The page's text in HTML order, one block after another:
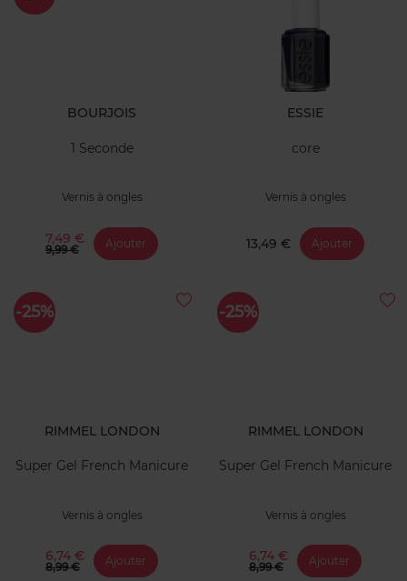
BOURJOIS
1 Seconde
Vernis à ongles
7,49 €
9,99 € Ajouter
ESSIE
core
Vernis à ongles
13,49 € Ajouter
-25%
RIMMEL LONDON
Super Gel French Manicure
Vernis à ongles
6,74 €
8,99 € Ajouter
-25%
RIMMEL LONDON
Super Gel French Manicure
Vernis à ongles
6,74 €
8,99 € Ajouter